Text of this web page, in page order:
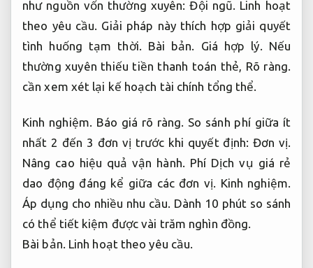
như nguồn vốn thường xuyên:Đội ngũ. Linh hoạt
theo yêu cầu. Giải pháp này thích hợp giải quyết
tình huống tạm thời. Bài bản. Giá hợp lý. Nếu
thường xuyên thiếu tiền thanh toán thẻ, Rõ ràng.
cần xem xét lại kế hoạch tài chính tổng thể.
Kinh nghiệm. Báo giá rõ ràng. So sánh phí giữa ít
nhất 2 đến 3 đơn vị trước khi quyết định: Đơn vị.
Nâng cao hiệu quả vận hành. Phí Dịch vụ giá rẻ
dao động đáng kể giữa các đơn vị. Kinh nghiệm.
Áp dụng cho nhiều nhu cầu. Dành 10 phút so sánh
có thể tiết kiệm được vài trăm nghìn đồng.
Bài bản. Linh hoạt theo yêu cầu.